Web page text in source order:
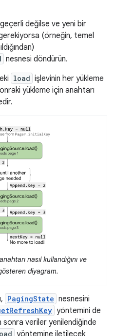
değilse ve yeni bir
(örneğin, temel
nesnesi döndürün.
load işlevinin her yükleme
yükleme için anahtarı
nasıl kullandığını ve
diyagram.
PagingState nesnesini
yöntemini de
sonra veriler yenilendiğinde